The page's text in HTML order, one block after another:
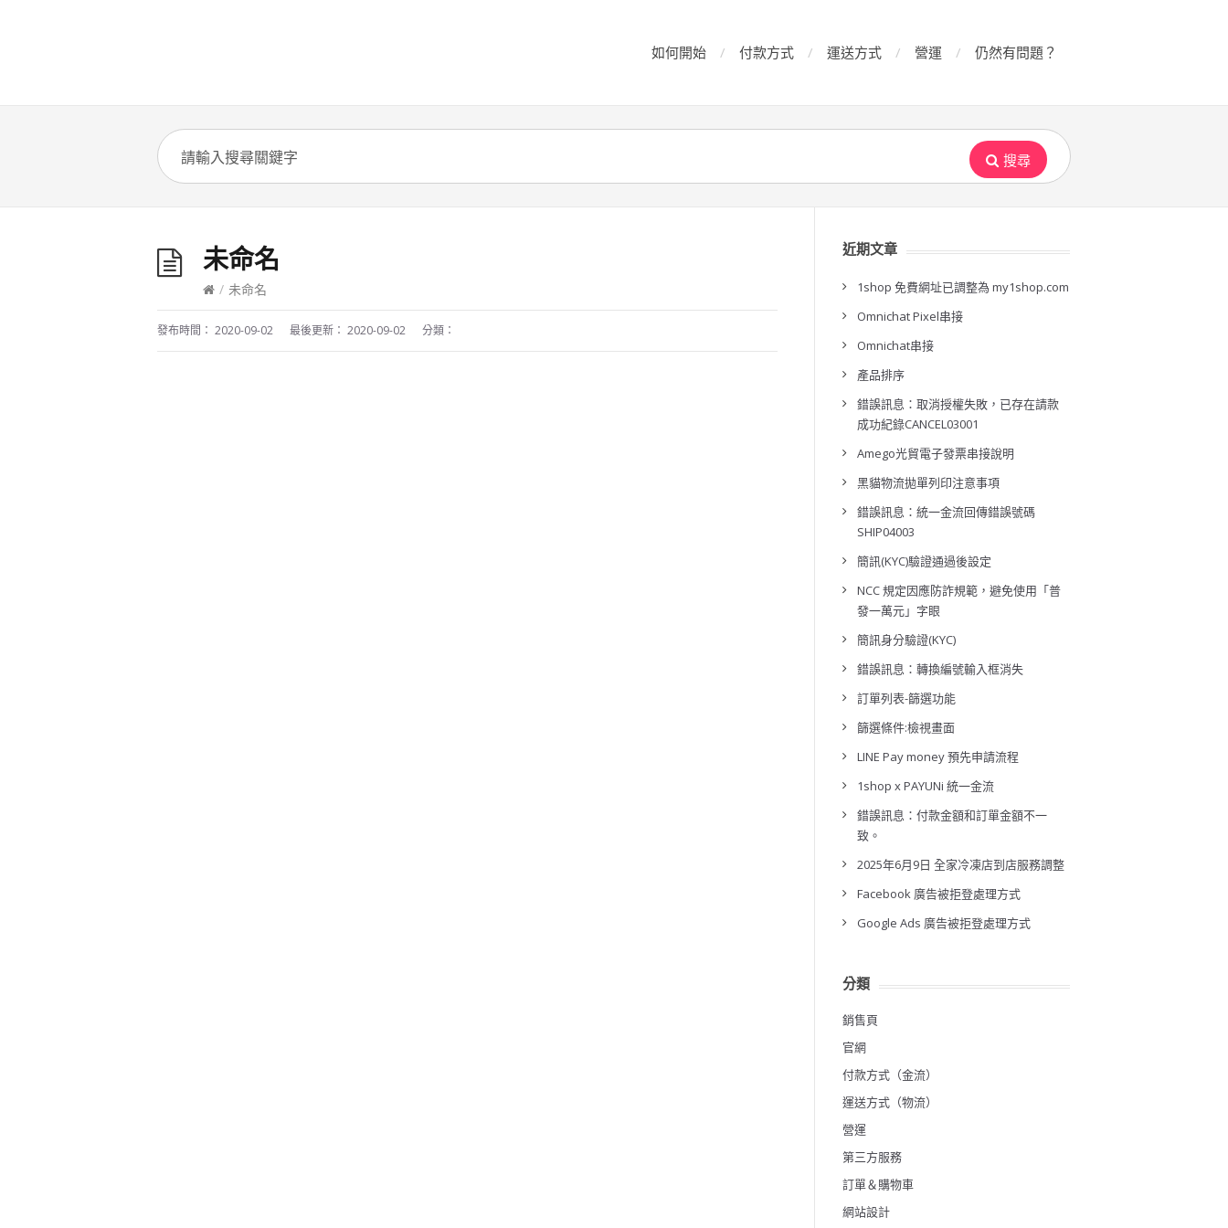
如何開始 付款方式 運送方式 營運 仍然有問題？
搜尋
未命名
/ 未命名
發布時間： 2020-09-02 最後更新： 2020-09-02 分類：
近期文章
1shop 免費網址已調整為 my1shop.com
Omnichat Pixel串接
Omnichat串接
產品排序
錯誤訊息：取消授權失敗，已存在請款
成功紀錄CANCEL03001
Amego光貿電子發票串接說明
黑貓物流拋單列印注意事項
錯誤訊息：統一金流回傳錯誤號碼
SHIP04003
簡訊(KYC)驗證通過後設定
NCC 規定因應防詐規範，避免使用「普
發一萬元」字眼
簡訊身分驗證(KYC)
錯誤訊息：轉換編號輸入框消失
訂單列表-篩選功能
篩選條件:檢視畫面
LINE Pay money 預先申請流程
1shop x PAYUNi 統一金流
錯誤訊息：付款金額和訂單金額不一
致。
2025年6月9日 全家冷凍店到店服務調整
Facebook 廣告被拒登處理方式
Google Ads 廣告被拒登處理方式
分類
銷售頁
官網
付款方式（金流）
運送方式（物流）
營運
第三方服務
訂單＆購物車
網站設計